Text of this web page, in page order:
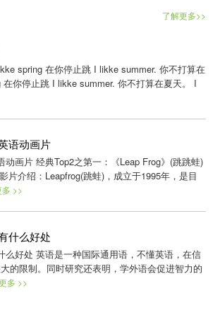
了解更多>>
spring 在你停止跳 I likke summer. 你不打算在
你停止跳 I likke summer. 你不打算在夏天。 I
语动画片
动画片 经典Top2之第一：《Leap Frog》(跳跳蛙)
片介绍：Leapfrog(跳蛙)，成立于1995年，是目
>>
什么好处
么好处 英语是一种国际通用语，不懂英语，在信
的限制。同时研究还表明，学外语会促进智力的
多 >>